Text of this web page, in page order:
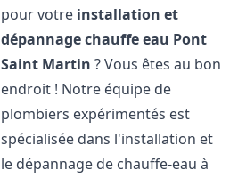
pour votre installation et
dépannage chauffe eau Pont
Saint Martin ? Vous êtes au bon
endroit ! Notre équipe de
plombiers expérimentés est
spécialisée dans l'installation et
le dépannage de chauffe-eau à